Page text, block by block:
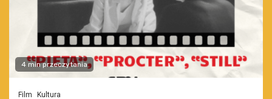
4 min przeczytania
Film Kultura